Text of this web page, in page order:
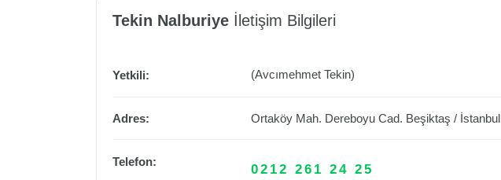
Tekin Nalburiye İletişim Bilgileri
Yetkili: (Avcımehmet Tekin)
Adres: Ortaköy Mah. Dereboyu Cad. Beşiktaş / İstanbul
Telefon:
0212 261 24 25